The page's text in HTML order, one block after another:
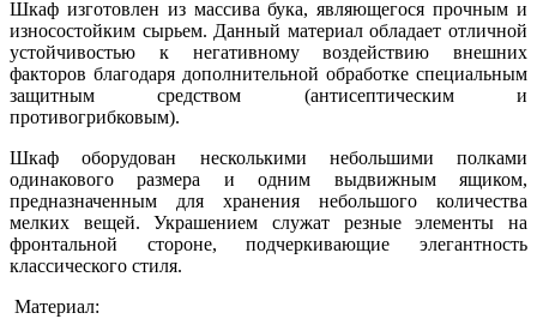
Шкаф изготовлен из массива бука, являющегося прочным и
износостойким сырьем. Данный материал обладает отличной
устойчивостью к негативному воздействию внешних
факторов благодаря дополнительной обработке специальным
защитным средством (антисептическим и
противогрибковым).
Шкаф оборудован несколькими небольшими полками
одинакового размера и одним выдвижным ящиком,
предназначенным для хранения небольшого количества
мелких вещей. Украшением служат резные элементы на
фронтальной стороне, подчеркивающие элегантность
классического стиля.
Материал: